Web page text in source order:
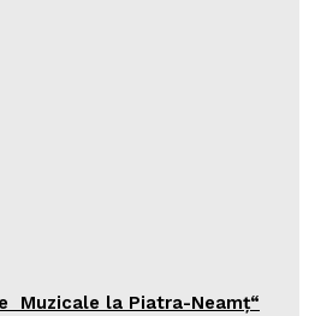
Muzicale la Piatra-Neamţ“